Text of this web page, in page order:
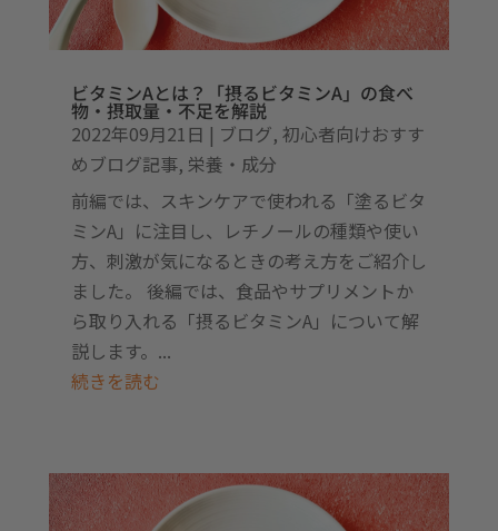
ビタミンAとは？「摂るビタミンA」の食べ
物・摂取量・不足を解説
2022年09月21日 | ブログ, 初心者向けおすす
めブログ記事, 栄養・成分
前編では、スキンケアで使われる「塗るビタ
ミンA」に注目し、レチノールの種類や使い
方、刺激が気になるときの考え方をご紹介し
ました。 後編では、食品やサプリメントか
ら取り入れる「摂るビタミンA」について解
説します。...
続きを読む